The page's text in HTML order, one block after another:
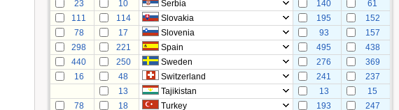
23
10 Serbia 140
61
111
114 Slovakia 195
152
78
17 Slovenia 93
157
298
221 Spain 495
438
440
250 Sweden 276
369
16
48 Switzerland 241
237
13
Tajikistan 13
15
78
18 Turkey 193 247